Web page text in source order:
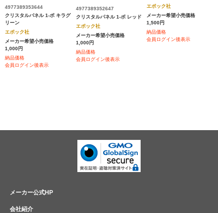
4977389353644
クリスタルパネル 1-ボ キラグ
リーン
エポック社
メーカー希望小売価格
1,000円
納品価格
会員ログイン後表示
4977389352647
クリスタルパネル 1-ボ レッド
エポック社
メーカー希望小売価格
1,000円
納品価格
会員ログイン後表示
エポック社
メーカー希望小売価格
1,500円
納品価格
会員ログイン後表示
メーカー公式HP
会社紹介